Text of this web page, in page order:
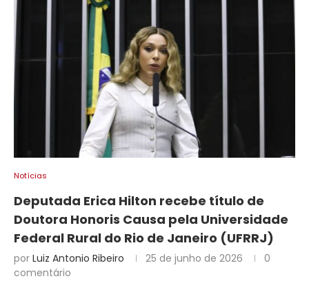
Notícias
Deputada Erica Hilton recebe título de
Doutora Honoris Causa pela Universidade
Federal Rural do Rio de Janeiro (UFRRJ)
por Luiz Antonio Ribeiro 25 de junho de 2026
0
comentário